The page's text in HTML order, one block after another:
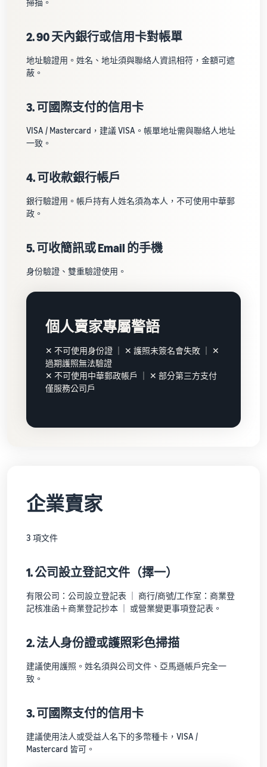
掃描。
2. 90 天內銀行或信用卡對帳單
地址驗證用。姓名、地址須與聯絡人資訊相符，金額可遮
蔽。
3. 可國際支付的信用卡
VISA / Mastercard，建議 VISA。帳單地址需與聯絡人地址
一致。
4. 可收款銀行帳戶
銀行驗證用。帳戶持有人姓名須為本人，不可使用中華郵
政。
5. 可收簡訊或 Email 的手機
身份驗證、雙重驗證使用。
個人賣家專屬警語
✕ 不可使用身份證 ｜ ✕ 護照未簽名會失敗 ｜ ✕
過期護照無法驗證
✕ 不可使用中華郵政帳戶 ｜ ✕ 部分第三方支付
僅服務公司戶
企業賣家
3 項文件
1. 公司設立登記文件（擇一）
有限公司：公司設立登記表 ｜ 商行/商號/工作室：商業登
記核准函＋商業登記抄本 ｜ 或營業變更事項登記表。
2. 法人身份證或護照彩色掃描
建議使用護照。姓名須與公司文件、亞馬遜帳戶完全一
致。
3. 可國際支付的信用卡
建議使用法人或受益人名下的多幣種卡，VISA /
Mastercard 皆可。